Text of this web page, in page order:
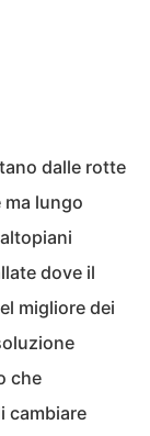
dalle rotte
lungo
dove il
migliore dei
che
cambiare